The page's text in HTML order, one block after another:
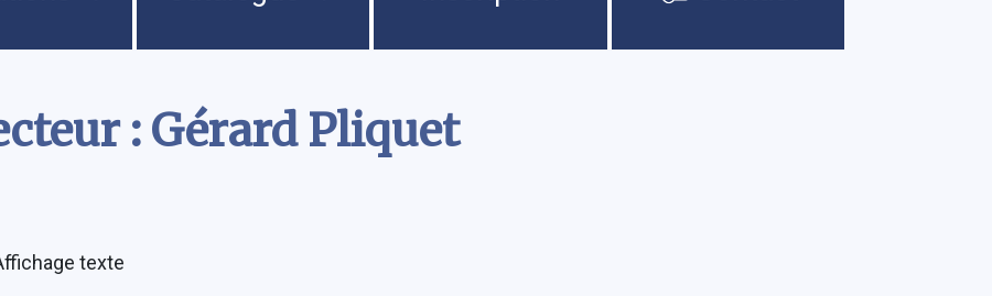
: Gérard Pliquet
texte